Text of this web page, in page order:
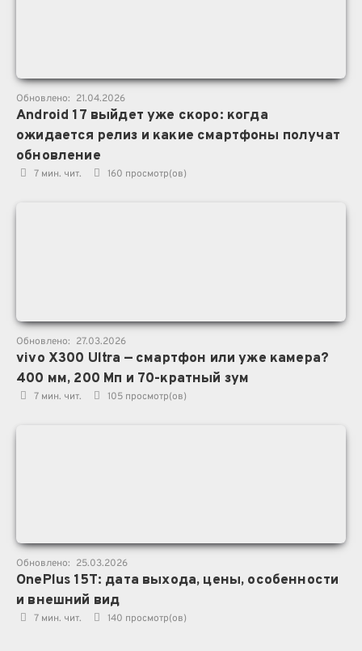
Обновлено: 21.04.2026
Android 17 выйдет уже скоро: когда
ожидается релиз и какие смартфоны получат
обновление
7 мин. чит. 160 просмотр(ов)
Обновлено: 27.03.2026
vivo X300 Ultra — смартфон или уже камера?
400 мм, 200 Мп и 70-кратный зум
7 мин. чит. 105 просмотр(ов)
Обновлено: 25.03.2026
OnePlus 15T: дата выхода, цены, особенности
и внешний вид
7 мин. чит. 140 просмотр(ов)